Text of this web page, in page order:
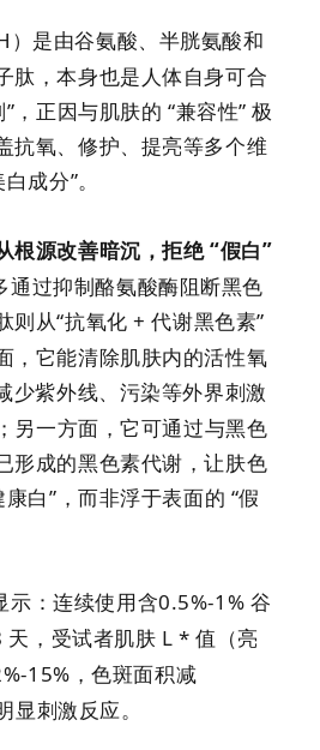
）是由谷氨酸、半胱氨酸和
肽 ，本身也是人体自身可合
，正因与肌肤的 “兼容性” 极
抗氧、修护、提亮等多个维
成分”。
根源改善暗沉，拒绝 “假白”
通过抑制酪氨酸酶阻断黑色
则从“抗氧化+代谢黑色素”
，它能清除肌肤内的活性氧
少紫外线、污染等外界刺激
另一方面，它可通过与黑色
形成的黑色素代谢，让肤色
白”，而非浮于表面的 “假
示：连续使用含0.5%-1% 谷
天，受试者肌肤 L *值（亮
15% ，色斑面积减
显刺激反应。